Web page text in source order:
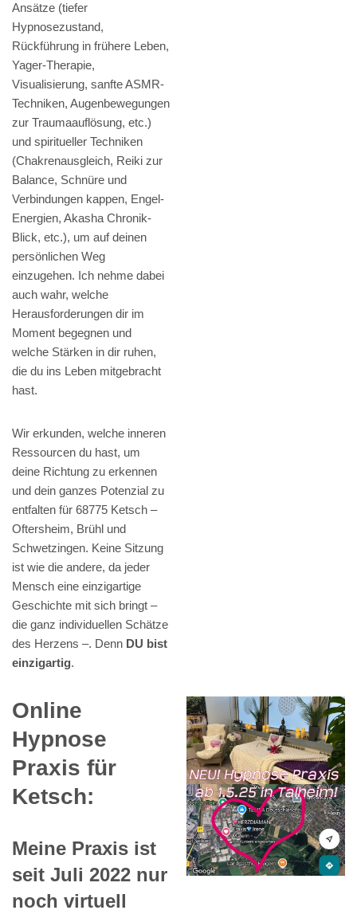
Ansätze (tiefer
Hypnosezustand,
Rückführung in frühere Leben,
Yager-Therapie,
Visualisierung, sanfte ASMR-
Techniken, Augenbewegungen
zur Traumaauflösung, etc.)
und spiritueller Techniken
(Chakrenausgleich, Reiki zur
Balance, Schnüre und
Verbindungen kappen, Engel-
Energien, Akasha Chronik-
Blick, etc.), um auf deinen
persönlichen Weg
einzugehen. Ich nehme dabei
auch wahr, welche
Herausforderungen dir im
Moment begegnen und
welche Stärken in dir ruhen,
die du ins Leben mitgebracht
hast.
Wir erkunden, welche inneren
Ressourcen du hast, um
deine Richtung zu erkennen
und dein ganzes Potenzial zu
entfalten für 68775 Ketsch –
Oftersheim, Brühl und
Schwetzingen. Keine Sitzung
ist wie die andere, da jeder
Mensch eine einzigartige
Geschichte mit sich bringt –
die ganz individuellen Schätze
des Herzens –. Denn DU bist
einzigartig.
Online
Hypnose
Praxis für
Ketsch:
Meine Praxis ist
seit Juli 2022 nur
noch virtuell